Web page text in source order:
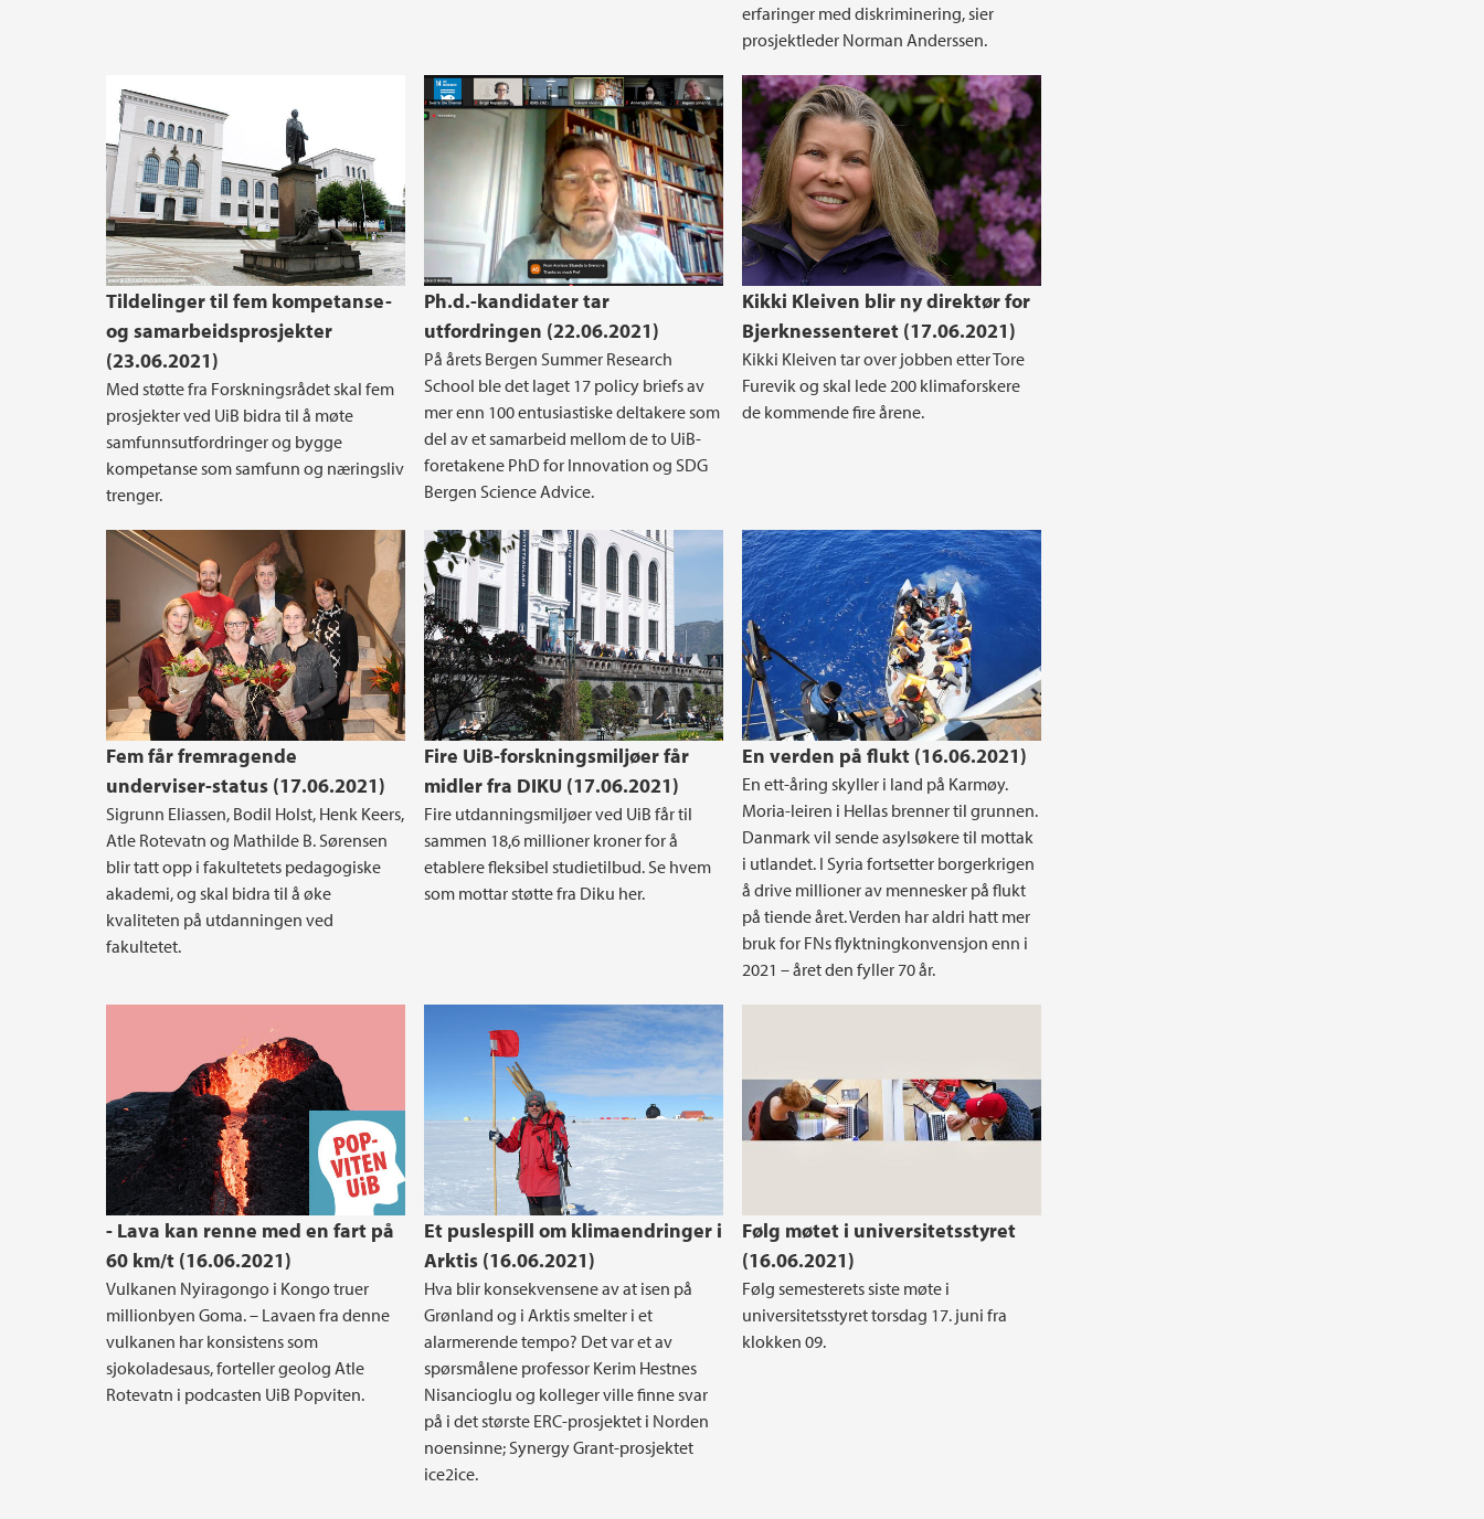
erfaringer med diskriminering, sier
prosjektleder Norman Anderssen.
Tildelinger til fem kompetanse-
og samarbeidsprosjekter
(23.06.2021)
Med støtte fra Forskningsrådet skal fem
prosjekter ved UiB bidra til å møte
samfunnsutfordringer og bygge
kompetanse som samfunn og næringsliv
trenger.
Ph.d.-kandidater tar
utfordringen (22.06.2021)
På årets Bergen Summer Research
School ble det laget 17 policy briefs av
mer enn 100 entusiastiske deltakere som
del av et samarbeid mellom de to UiB-
foretakene PhD for Innovation og SDG
Bergen Science Advice.
Kikki Kleiven blir ny direktør for
Bjerknessenteret (17.06.2021)
Kikki Kleiven tar over jobben etter Tore
Furevik og skal lede 200 klimaforskere
de kommende fire årene.
Fem får fremragende
underviser-status (17.06.2021)
Sigrunn Eliassen, Bodil Holst, Henk Keers,
Atle Rotevatn og Mathilde B. Sørensen
blir tatt opp i fakultetets pedagogiske
akademi, og skal bidra til å øke
kvaliteten på utdanningen ved
fakultetet.
Fire UiB-forskningsmiljøer får
midler fra DIKU (17.06.2021)
Fire utdanningsmiljøer ved UiB får til
sammen 18,6 millioner kroner for å
etablere fleksibel studietilbud. Se hvem
som mottar støtte fra Diku her.
En verden på flukt (16.06.2021)
En ett-åring skyller i land på Karmøy.
Moria-leiren i Hellas brenner til grunnen.
Danmark vil sende asylsøkere til mottak
i utlandet. I Syria fortsetter borgerkrigen
å drive millioner av mennesker på flukt
på tiende året. Verden har aldri hatt mer
bruk for FNs flyktningkonvensjon enn i
2021 – året den fyller 70 år.
- Lava kan renne med en fart på
60 km/t (16.06.2021)
Vulkanen Nyiragongo i Kongo truer
millionbyen Goma. – Lavaen fra denne
vulkanen har konsistens som
sjokoladesaus, forteller geolog Atle
Rotevatn i podcasten UiB Popviten.
Et puslespill om klimaendringer i
Arktis (16.06.2021)
Hva blir konsekvensene av at isen på
Grønland og i Arktis smelter i et
alarmerende tempo? Det var et av
spørsmålene professor Kerim Hestnes
Nisancioglu og kolleger ville finne svar
på i det største ERC-prosjektet i Norden
noensinne; Synergy Grant-prosjektet
ice2ice.
Følg møtet i universitetsstyret
(16.06.2021)
Følg semesterets siste møte i
universitetsstyret torsdag 17. juni fra
klokken 09.